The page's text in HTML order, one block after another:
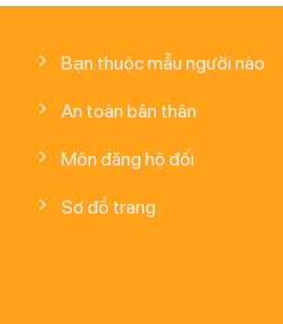
Bạn thuộc mẫu người nào
An toàn bản thân
Môn đăng hộ đối
Sơ đồ trang